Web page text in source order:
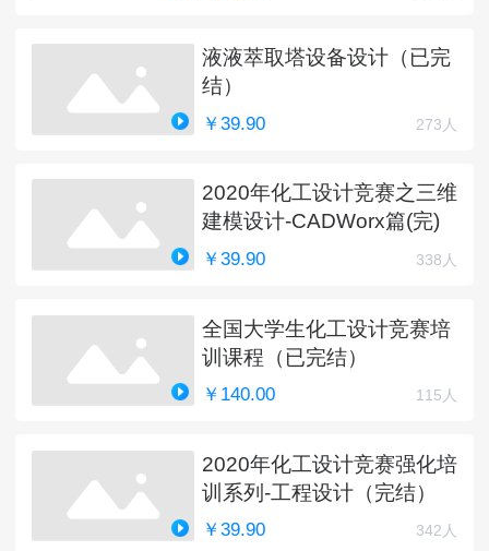
液液萃取塔设备设计（已完
结）
￥39.90 273人
2020年化工设计竞赛之三维
建模设计-CADWorx篇(完)
￥39.90 338人
全国大学生化工设计竞赛培
训课程（已完结）
￥140.00 115人
2020年化工设计竞赛强化培
训系列-工程设计（完结）
￥39.90 342人